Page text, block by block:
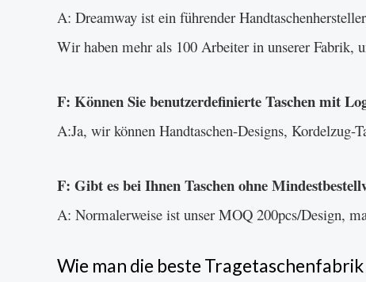
A: Dreamway ist ein führender
Wir haben mehr als 100 Arbeiter in unserer Fabrik,
F: Können Sie benutzerdefinierte Taschen mit
A:Ja, wir können Handtaschen-Designs, Kordelzug-
F: Gibt es bei Ihnen Taschen ohne
A: Normalerweise ist unser MOQ 200pcs/Design,
Wie man die beste